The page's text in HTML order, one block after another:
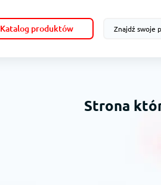
Katalog produktów
Strona